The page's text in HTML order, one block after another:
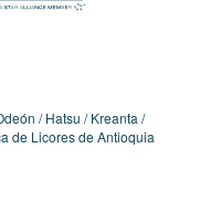
Hatsu
Kreanta
de Licores de Antioquia